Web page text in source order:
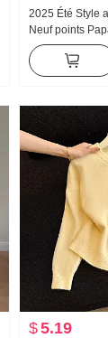
2025 Été Style
Neuf points
Rétro Couleur
Amincissant
Décontracté
$5.19